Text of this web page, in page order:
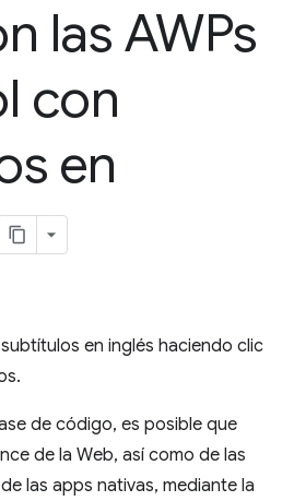
las AWPs
con
en
en inglés haciendo clic
de código, es posible que
de la Web, así como de las
las apps nativas, mediante la